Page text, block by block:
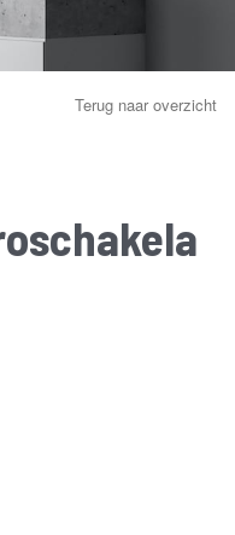
Terug naar overzicht